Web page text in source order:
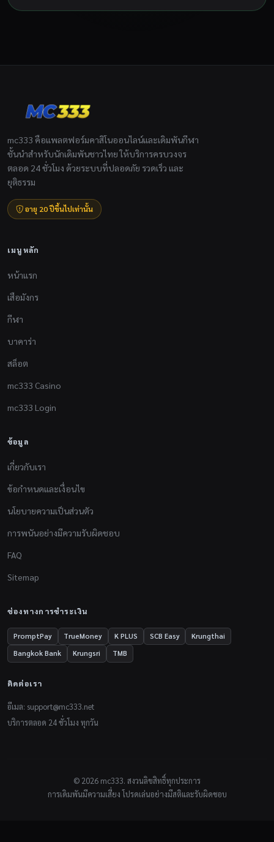
mc333 คือแพลตฟอร์มคาสิโนออนไลน์และเดิมพันกีฬา
ชั้นนำสำหรับนักเดิมพันชาวไทย ให้บริการครบวงจร
ตลอด 24 ชั่วโมง ด้วยระบบที่ปลอดภัย รวดเร็ว และ
ยุติธรรม
อายุ 20 ปีขึ้นไปเท่านั้น
เมนูหลัก
หน้าแรก
เสือมังกร
กีฬา
บาคาร่า
สล็อต
mc333 Casino
mc333 Login
ข้อมูล
เกี่ยวกับเรา
ข้อกำหนดและเงื่อนไข
นโยบายความเป็นส่วนตัว
การพนันอย่างมีความรับผิดชอบ
FAQ
Sitemap
ช่องทางการชำระเงิน
PromptPay TrueMoney K PLUS SCB Easy
Krungthai
Bangkok Bank
Krungsri TMB
ติดต่อเรา
อีเมล: support@mc333.net
บริการตลอด 24 ชั่วโมง ทุกวัน
© 2026 mc333. สงวนลิขสิทธิ์ทุกประการ
การเดิมพันมีความเสี่ยง โปรดเล่นอย่างมีสติและรับผิดชอบ